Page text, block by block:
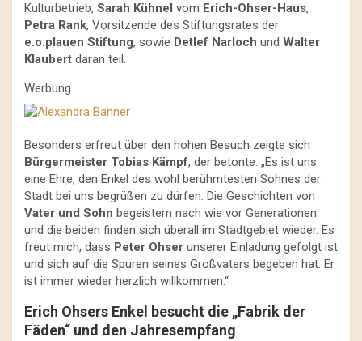
Kulturbetrieb, Sarah Kühnel vom Erich-Ohser-Haus,
Petra Rank, Vorsitzende des Stiftungsrates der
e.o.plauen Stiftung, sowie Detlef Narloch und Walter
Klaubert daran teil.
Werbung
Besonders erfreut über den hohen Besuch zeigte sich
Bürgermeister Tobias Kämpf, der betonte: „Es ist uns
eine Ehre, den Enkel des wohl berühmtesten Sohnes der
Stadt bei uns begrüßen zu dürfen. Die Geschichten von
Vater und Sohn begeistern nach wie vor Generationen
und die beiden finden sich überall im Stadtgebiet wieder. Es
freut mich, dass Peter Ohser unserer Einladung gefolgt ist
und sich auf die Spuren seines Großvaters begeben hat. Er
ist immer wieder herzlich willkommen.“
Erich Ohsers Enkel besucht die „Fabrik der
Fäden“ und den Jahresempfang